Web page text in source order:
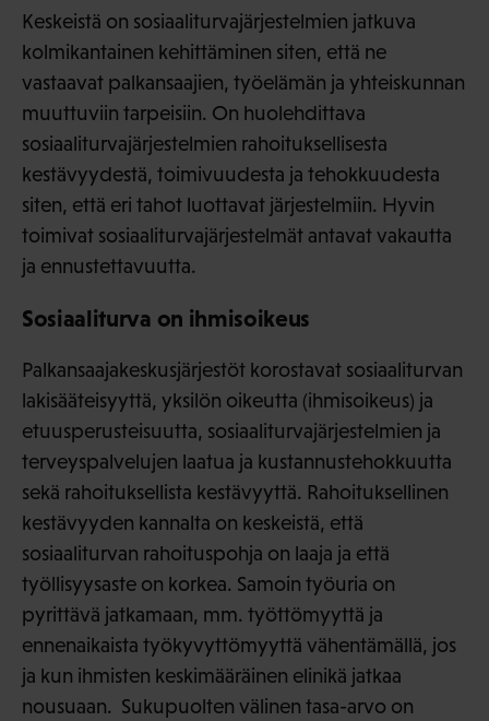
Keskeistä on sosiaaliturvajärjestelmien jatkuva
kolmikantainen kehittäminen siten, että ne
vastaavat palkansaajien, työelämän ja yhteiskunnan
muuttuviin tarpeisiin. On huolehdittava
sosiaaliturvajärjestelmien rahoituksellisesta
kestävyydestä, toimivuudesta ja tehokkuudesta
siten, että eri tahot luottavat järjestelmiin. Hyvin
toimivat sosiaaliturvajärjestelmät antavat vakautta
ja ennustettavuutta.
Sosiaaliturva on ihmisoikeus
Palkansaajakeskusjärjestöt korostavat sosiaaliturvan
lakisääteisyyttä, yksilön oikeutta (ihmisoikeus) ja
etuusperusteisuutta, sosiaaliturvajärjestelmien ja
terveyspalvelujen laatua ja kustannustehokkuutta
sekä rahoituksellista kestävyyttä. Rahoituksellinen
kestävyyden kannalta on keskeistä, että
sosiaaliturvan rahoituspohja on laaja ja että
työllisyysaste on korkea. Samoin työuria on
pyrittävä jatkamaan, mm. työttömyyttä ja
ennenaikaista työkyvyttömyyttä vähentämällä, jos
ja kun ihmisten keskimääräinen elinikä jatkaa
nousuaan. Sukupuolten välinen tasa-arvo on